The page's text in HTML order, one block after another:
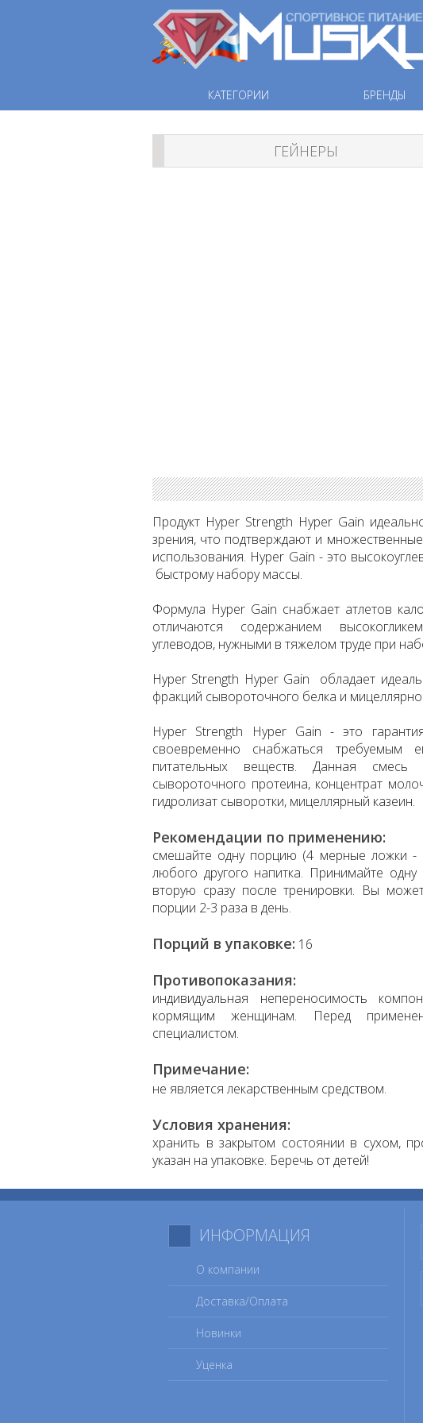
КАТЕГОРИИ БРЕНДЫ
ГЕЙНЕРЫ
Продукт Hyper Strength Hyper Gain
зрения, что подтверждают и
использования. Hyper Gain - это
быстрому набору массы.
Формула Hyper Gain снабжает атлетов
отличаются содержанием
углеводов, нужными в тяжелом труде при
Hyper Strength Hyper Gain обладает
фракций сывороточного белка и
Hyper Strength Hyper Gain - это
своевременно снабжаться требуемым
питательных веществ. Данная
сывороточного протеина, концентрат
гидролизат сыворотки, мицеллярный казеин.
Рекомендации по применению:
смешайте одну порцию (4 мерные ложки
любого другого напитка. Принимайте
вторую сразу после тренировки. Вы
порции 2-3 раза в день.
Порций в упаковке: 16
Противопоказания:
индивидуальная непереносимость
кормящим женщинам. Перед
специалистом.
Примечание:
не является лекарственным средством.
Условия хранения:
хранить в закрытом состоянии в сухом,
указан на упаковке. Беречь от детей!
ИНФОРМАЦИЯ
О компании
Доставка/Оплата
Новинки
Уценка